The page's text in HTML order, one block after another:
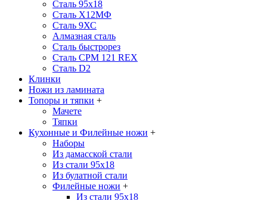
Сталь 95х18
Сталь Х12МФ
Сталь 9ХС
Алмазная сталь
Сталь быстрорез
Сталь CPM 121 REX
Сталь D2
Клинки
Ножи из ламината
Топоры и тяпки +
Мачете
Тяпки
Кухонные и Филейные ножи +
Наборы
Из дамасской стали
Из стали 95х18
Из булатной стали
Филейные ножи +
Из стали 95х18